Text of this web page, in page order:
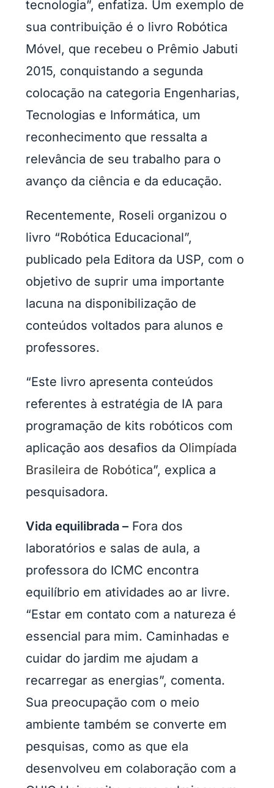
tecnologia”, enfatiza. Um exemplo de
sua contribuição é o livro Robótica
Móvel, que recebeu o Prêmio Jabuti
2015, conquistando a segunda
colocação na categoria Engenharias,
Tecnologias e Informática, um
reconhecimento que ressalta a
relevância de seu trabalho para o
avanço da ciência e da educação.
Recentemente, Roseli organizou o
livro “Robótica Educacional”,
publicado pela Editora da USP, com o
objetivo de suprir uma importante
lacuna na disponibilização de
conteúdos voltados para alunos e
professores.
“Este livro apresenta conteúdos
referentes à estratégia de IA para
programação de kits robóticos com
aplicação aos desafios da Olimpíada
Brasileira de Robótica”, explica a
pesquisadora.
Vida equilibrada – Fora dos
laboratórios e salas de aula, a
professora do ICMC encontra
equilíbrio em atividades ao ar livre.
“Estar em contato com a natureza é
essencial para mim. Caminhadas e
cuidar do jardim me ajudam a
recarregar as energias”, comenta.
Sua preocupação com o meio
ambiente também se converte em
pesquisas, como as que ela
desenvolveu em colaboração com a